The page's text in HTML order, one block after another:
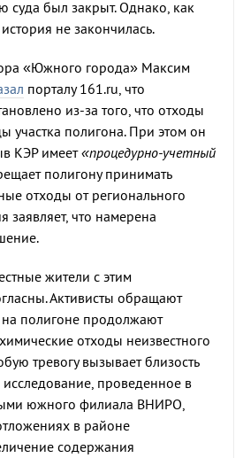
суда был закрыт. Однако, как
не закончилась.
«Южного города» Максим
порталу 161.ru, что
из-за того, что отходы
участка полигона. При этом он
КЭР имеет«процедурно-учетный
полигону принимать
отходы от регионального
заявляет, что намерена
жители с этим
Активисты обращают
на полигоне продолжают
отходы неизвестного
тревогу вызывает близость
проведенное в
южного филиала ВНИРО,
в районе
содержания